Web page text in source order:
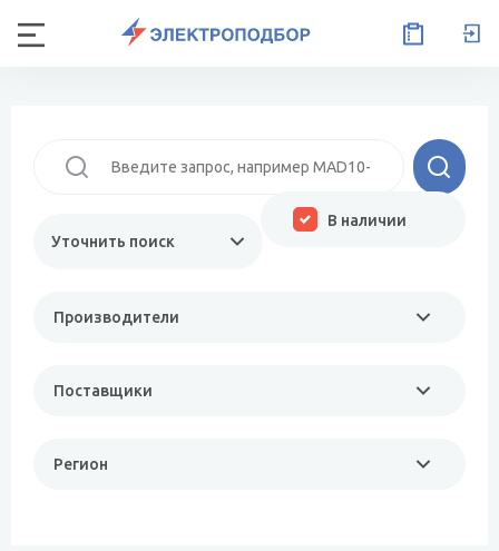
Уточнить поиск
Производители
Поставщики
Регион
В наличии